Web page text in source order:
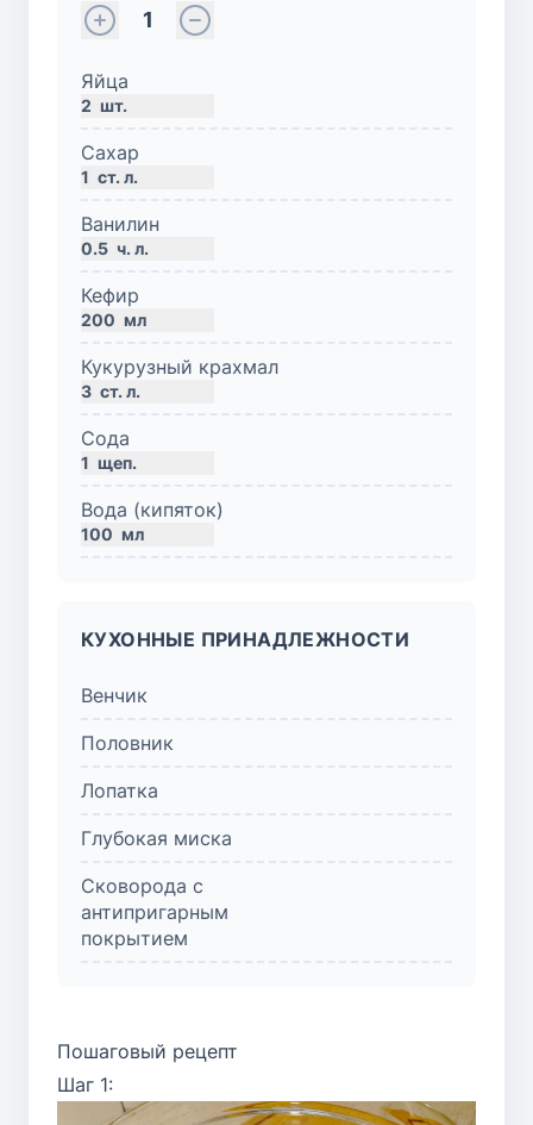
1
Яйца
2 шт.
Сахар
1 ст. л.
Ванилин
0.5 ч. л.
Кефир
200 мл
Кукурузный крахмал
3 ст. л.
Сода
1 щеп.
Вода (кипяток)
100 мл
КУХОННЫЕ ПРИНАДЛЕЖНОСТИ
Венчик
Половник
Лопатка
Глубокая миска
Сковорода с
антипригарным
покрытием
Пошаговый рецепт
Шаг 1: